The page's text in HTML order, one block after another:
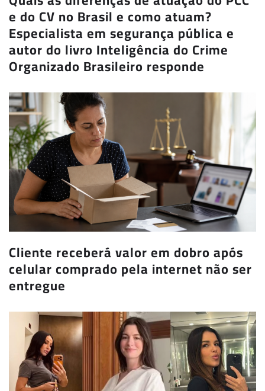
e do CV no Brasil e como atuam?
Especialista em segurança pública e
autor do livro Inteligência do Crime
Organizado Brasileiro responde
Cliente receberá valor em dobro após
celular comprado pela internet não ser
entregue